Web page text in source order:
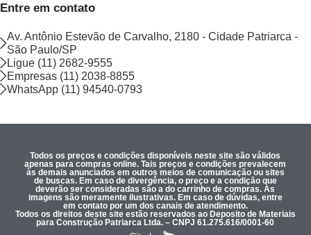
Entre em contato
Av. Antônio Estevão de Carvalho, 2180 - Cidade Patriarca -
São Paulo/SP
Ligue (11) 2682-9555
Empresas (11) 2038-8855
WhatsApp (11) 94540-0793
Todos os preços e condições disponíveis neste site são válidos
apenas para compras online. Tais preços e condições prevalecem
às demais anunciados em outros meios de comunicação ou sites
de buscas. Em caso de divergência, o preço e a condição que
deverão ser consideradas são a do carrinho de compras. As
imagens são meramente ilustrativas. Em caso de dúvidas, entre
em contato por um dos canais de atendimento.
Todos os direitos deste site estão reservados ao Deposito de Materiais
para Construção Patriarca Ltda. – CNPJ 61.275.616/0001-60